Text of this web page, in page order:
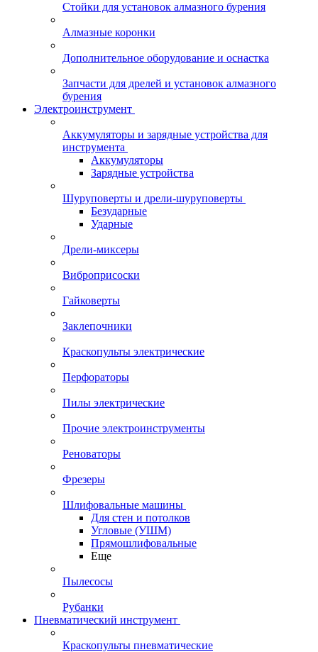
Стойки для установок алмазного бурения
Алмазные коронки
Дополнительное оборудование и оснастка
Запчасти для дрелей и установок алмазного
бурения
Электроинструмент
Аккумуляторы и зарядные устройства для
инструмента
Аккумуляторы
Зарядные устройства
Шуруповерты и дрели-шуруповерты
Безударные
Ударные
Дрели-миксеры
Виброприсоски
Гайковерты
Заклепочники
Краскопульты электрические
Перфораторы
Пилы электрические
Прочие электроинструменты
Реноваторы
Фрезеры
Шлифовальные машины
Для стен и потолков
Угловые (УШМ)
Прямошлифовальные
Еще
Пылесосы
Рубанки
Пневматический инструмент
Краскопульты пневматические